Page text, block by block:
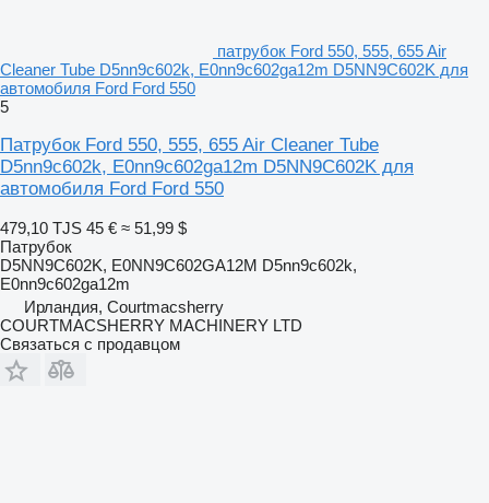
патрубок Ford 550, 555, 655 Air
Cleaner Tube D5nn9c602k, E0nn9c602ga12m D5NN9C602K для
автомобиля Ford Ford 550
5
Патрубок Ford 550, 555, 655 Air Cleaner Tube
D5nn9c602k, E0nn9c602ga12m D5NN9C602K для
автомобиля Ford Ford 550
479,10 TJS 45 € ≈ 51,99 $
Патрубок
D5NN9C602K, E0NN9C602GA12M D5nn9c602k,
E0nn9c602ga12m
Ирландия, Courtmacsherry
COURTMACSHERRY MACHINERY LTD
Связаться с продавцом